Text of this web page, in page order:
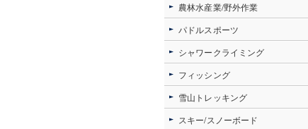
農林水産業/野外作業
パドルスポーツ
シャワークライミング
フィッシング
雪山トレッキング
スキー/スノーボード